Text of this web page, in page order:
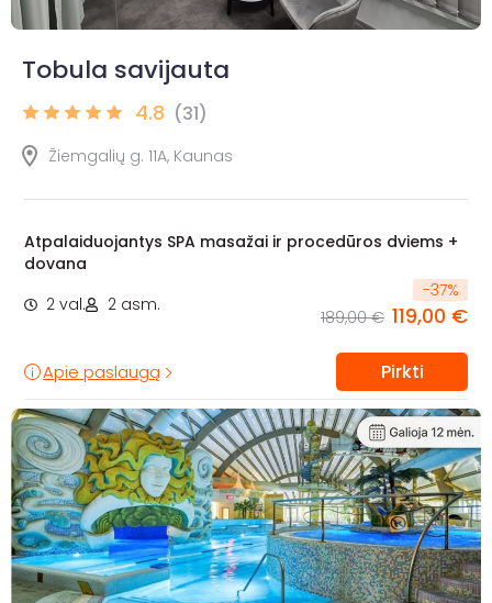
Tobula savijauta
4.8 (31)
Žiemgalių g. 11A, Kaunas
Atpalaiduojantys SPA masažai ir procedūros dviems +
dovana
2 val.
2 asm.
-37%
189,00 € 119,00 €
Apie paslaugą Pirkti